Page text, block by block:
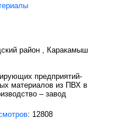
район , Каракамыш
предприятий-
материалов из ПВХ в
– завод
: 12808